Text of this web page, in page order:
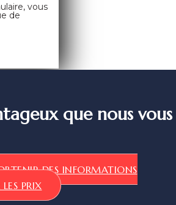
vous
de
que nous vous
DES INFORMATIONS
PRIX